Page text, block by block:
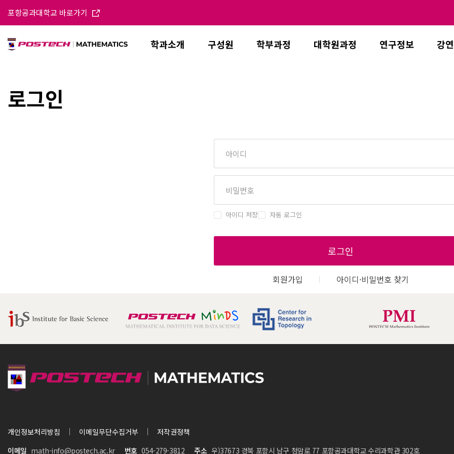
포항공과대학교 바로가기
학과소개 구성원 학부과정 대학원과정 연구정보 강
로그인
아이디 저장 자동 로그인
로그인
회원가입 아이디·비밀번호 찾기
개인정보처리방침 이메일무단수집거부
저작권정책
이메일 math-info@postech.ac.kr 번호 054-279-3812 주소 우)37673 경북 포항시 남구 청암로 77 포항공과대학교 수리과학관 302호